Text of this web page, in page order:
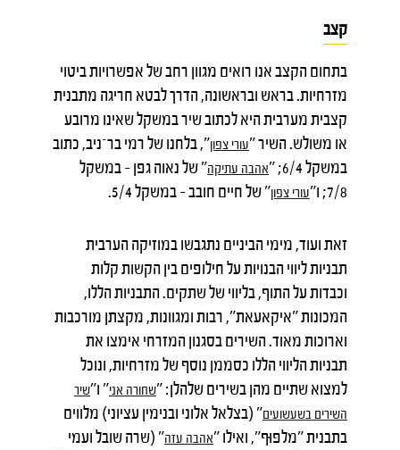
קצב
בתחום הקצב אנו רואים מגוון רחב של אפשרויות ביטוי
מזרחיות. בראש ובראשונה, הדרך לבטא חריגה מתבנית
קצבית מערבית היא לכתוב שיר במשקל שאינו מרובע
או משולש. השיר "עורי צפון", בלחנו של רמי בר־ניב, כתוב
במשקל 6/4; "
אהבה עתיקה" של נאוה גפן – במשקל
7/8; ו"
עורי צפון" של חיים חובב – במשקל 5/4.
זאת ועוד, מימי הביניים נתגבשו במוזיקה הערבית
תבניות ליווי הבנויות על חילופים בין הקשות קלות
וכבדות על התוף, בליווי של שתקים. התבניות הללו,
המכונות "איקאעאת", רבות ומגוונות, מקצתן מורכבות
וארוכות מאוד. השירים בסגנון המזרחי אימצו את
תבניות הליווי הללו כסממן נוסף של מזרחיות, ונוכל
למצוא שתיים מהן בשירים שלהלן: "שחורה אני" ו"שיר
השירים בשעשועים" (בצלאל אלוני ובנימין עציוני) מלווים
בתבנית "מלפוּף", ואילו "אהבה עזה" (שרה שובל ועמי